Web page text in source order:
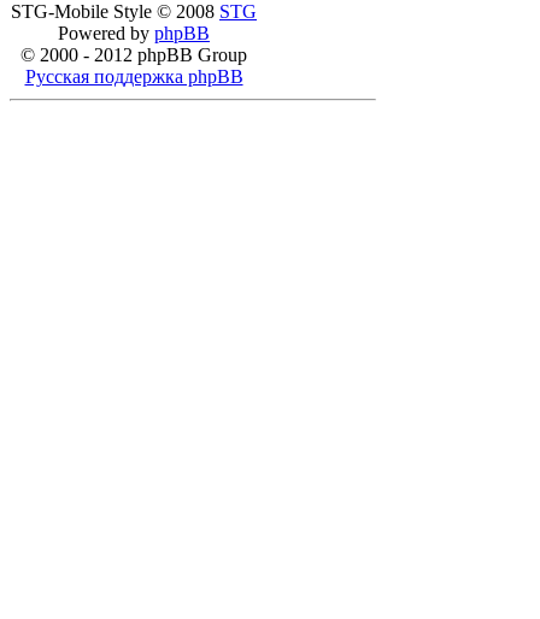
STG-Mobile Style © 2008 STG
Powered by phpBB
© 2000 - 2012 phpBB Group
Русская поддержка phpBB